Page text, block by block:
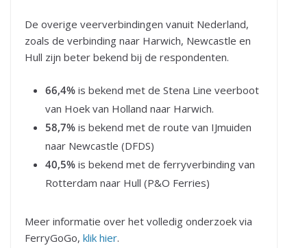
De overige veerverbindingen vanuit Nederland,
zoals de verbinding naar Harwich, Newcastle en
Hull zijn beter bekend bij de respondenten.
66,4% is bekend met de Stena Line veerboot
van Hoek van Holland naar Harwich.
58,7% is bekend met de route van IJmuiden
naar Newcastle (DFDS)
40,5% is bekend met de ferryverbinding van
Rotterdam naar Hull (P&O Ferries)
Meer informatie over het volledig onderzoek via
FerryGoGo, klik hier.